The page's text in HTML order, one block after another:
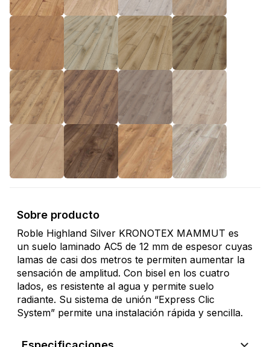
Sobre producto
Roble Highland Silver KRONOTEX MAMMUT es
un suelo laminado AC5 de 12 mm de espesor cuyas
lamas de casi dos metros te permiten aumentar la
sensación de amplitud. Con bisel en los cuatro
lados, es resistente al agua y permite suelo
radiante. Su sistema de unión “Express Clic
System” permite una instalación rápida y sencilla.